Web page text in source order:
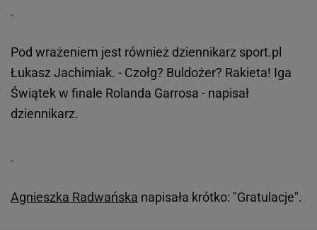
Pod wrażeniem jest również dziennikarz sport.pl
Łukasz Jachimiak. - Czołg? Buldożer? Rakieta! Iga
Świątek w finale Rolanda Garrosa - napisał
dziennikarz.
Agnieszka Radwańska napisała krótko: "Gratulacje".